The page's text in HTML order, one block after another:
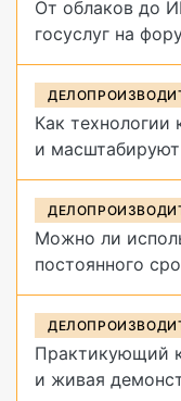
От облаков до
госуслуг на
Как технологии
и
Можно ли
постоянного
Практикующий
и живая